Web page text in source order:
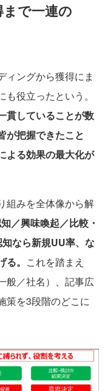
で一連の
ングから獲得にま
役立ったという。
貫していることが数
が把握できたこと
よる効果の最大化が
組みを全体像から解
／興味喚起／比較・
なら新規UU率、な
。 これを踏まえ
般／社名）、記事広
策を3段階のどこに